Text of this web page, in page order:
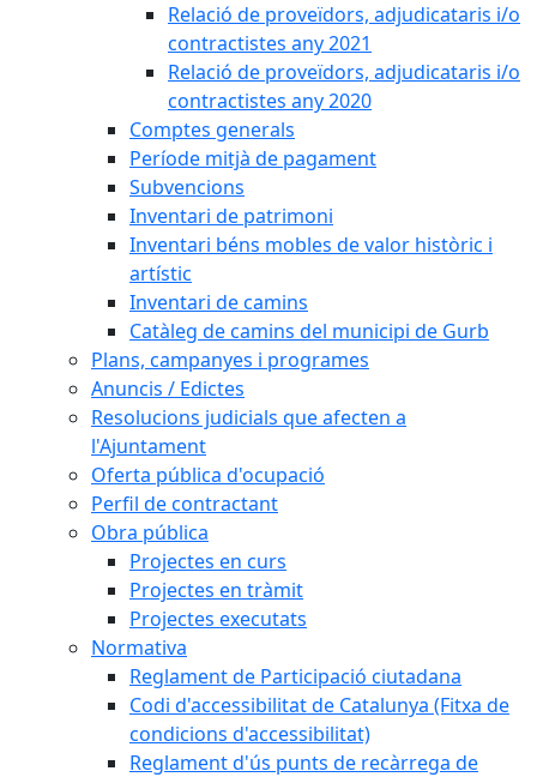
Relació de proveïdors, adjudicataris i/o
contractistes any 2021
Relació de proveïdors, adjudicataris i/o
contractistes any 2020
Comptes generals
Període mitjà de pagament
Subvencions
Inventari de patrimoni
Inventari béns mobles de valor històric i
artístic
Inventari de camins
Catàleg de camins del municipi de Gurb
Plans, campanyes i programes
Anuncis / Edictes
Resolucions judicials que afecten a
l'Ajuntament
Oferta pública d'ocupació
Perfil de contractant
Obra pública
Projectes en curs
Projectes en tràmit
Projectes executats
Normativa
Reglament de Participació ciutadana
Codi d'accessibilitat de Catalunya (Fitxa de
condicions d'accessibilitat)
Reglament d'ús punts de recàrrega de